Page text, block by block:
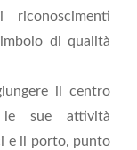
riconoscimenti
di qualità
il centro
sue attività
e il porto, punto